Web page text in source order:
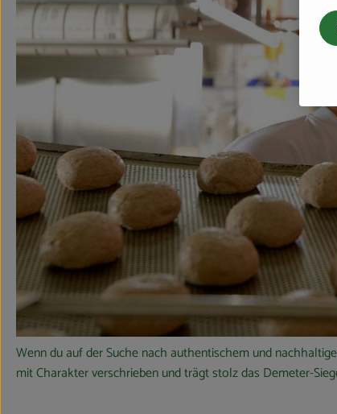
Wenn du auf der Suche nach authentischem und
mit Charakter verschrieben und trägt stolz das Demeter-